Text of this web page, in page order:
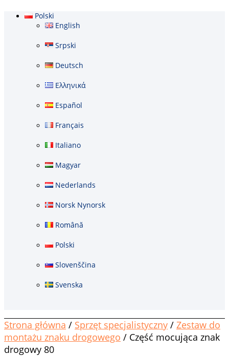
Polski
English
Srpski
Deutsch
Ελληνικά
Español
Français
Italiano
Magyar
Nederlands
Norsk Nynorsk
Română
Polski
Slovenščina
Svenska
Strona główna / Sprzęt specjalistyczny / Zestaw do
montażu znaku drogowego / Część mocująca znak
drogowy 80